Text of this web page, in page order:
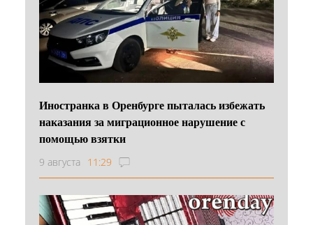
Иностранка в Оренбурге пыталась избежать
наказания за миграционное нарушение с
помощью взятки
9 августа 11:29